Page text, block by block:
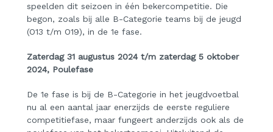
speelden dit seizoen in één bekercompetitie. Die
begon, zoals bij alle B-Categorie teams bij de jeugd
(O13 t/m O19), in de 1e fase.
Zaterdag 31 augustus 2024 t/m zaterdag 5 oktober
2024, Poulefase
De 1e fase is bij de B-Categorie in het jeugdvoetbal
nu al een aantal jaar enerzijds de eerste reguliere
competitiefase, maar fungeert anderzijds ook als de